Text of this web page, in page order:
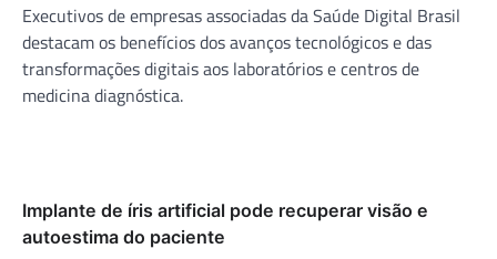
Executivos de empresas associadas da Saúde Digital Brasil
destacam os benefícios dos avanços tecnológicos e das
transformações digitais aos laboratórios e centros de
medicina diagnóstica.
Implante de íris artificial pode recuperar visão e
autoestima do paciente